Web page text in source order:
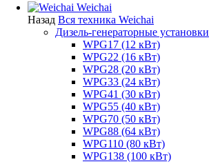
Weichai
Назад Вся техника Weichai
Дизель-генераторные установки
WPG17 (12 кВт)
WPG22 (16 кВт)
WPG28 (20 кВт)
WPG33 (24 кВт)
WPG41 (30 кВт)
WPG55 (40 кВт)
WPG70 (50 кВт)
WPG88 (64 кВт)
WPG110 (80 кВт)
WPG138 (100 кВт)